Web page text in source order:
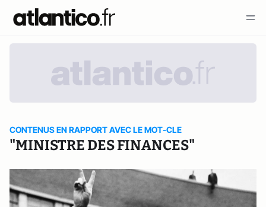
CONTENUS EN RAPPORT AVEC LE MOT-CLE
"MINISTRE DES FINANCES"